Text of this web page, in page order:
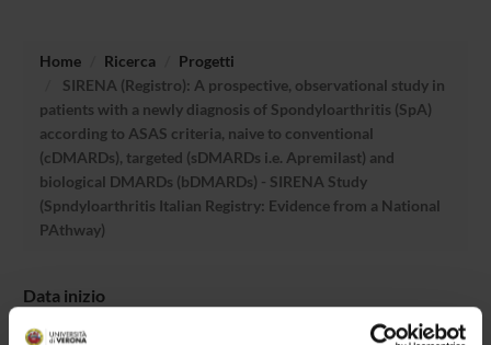
Home Ricerca
Progetti
SIRENA (Registro): A prospective, observational study in
patients with a newly diagnosis of Spondyloarthritis (SpA)
according to ASAS criteria, naive to conventional
(cDMARDs), targeted (sDMARDs i.e. Apremilast) and
biological DMARDs (bDMARDs) - SIRENA Study
(Spndyloarthritis Italian Registry: Evidence from a National
PAthway)
Data inizio